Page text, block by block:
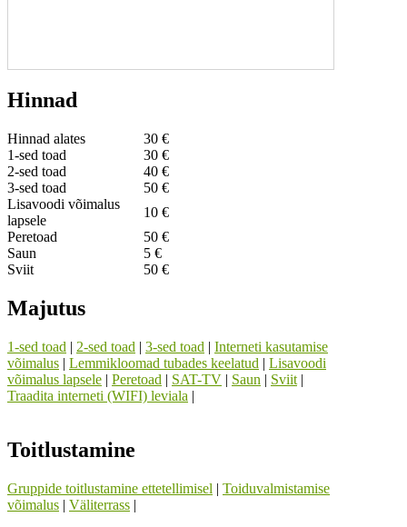
Hinnad
Hinnad alates
30 €
1-sed toad
30 €
2-sed toad
40 €
3-sed toad
50 €
Lisavoodi võimalus
lapsele
10 €
Peretoad
50 €
Saun
5 €
Sviit
50 €
Majutus
1-sed toad | 2-sed toad | 3-sed toad | Interneti kasutamise
võimalus | Lemmikloomad tubades keelatud | Lisavoodi
võimalus lapsele | Peretoad | SAT-TV | Saun | Sviit |
Traadita interneti (WIFI) leviala |
Toitlustamine
Gruppide toitlustamine ettetellimisel | Toiduvalmistamise
võimalus | Väliterrass |